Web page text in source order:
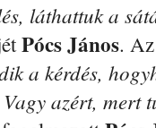
láthattuk a
Pócs János.
a kérdés,
azért, mert